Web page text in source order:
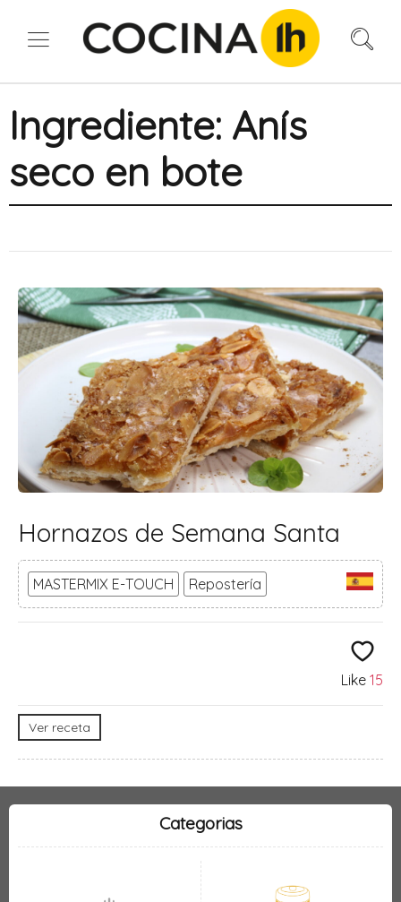
Ingrediente: Anís
seco en bote
Hornazos de Semana Santa
MASTERMIX E-TOUCH Repostería
Like 15
Ver receta
Categorias